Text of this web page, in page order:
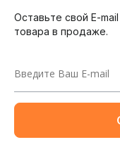
Оставьте свой E-
товара в продаже.